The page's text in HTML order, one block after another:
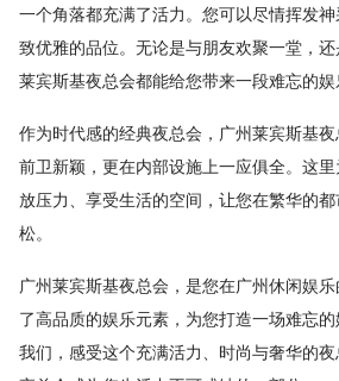
一个角落都充满了活力。您可以尽情挥发
致优雅的品位。无论是与朋友欢聚一堂，
莱宾斯基夜总会都能给您带来一段难忘的娱
作为时代感的经典夜总会，广州莱宾斯基
前卫新颖，更在内部设施上一应俱全。这
放压力、享受生活的空间，让您在繁华的
松。
广州莱宾斯基夜总会，是您在广州休闲娱
了高品质的娱乐元素，为您打造一场难忘
我们，感受这个充满活力、时尚与奢华的